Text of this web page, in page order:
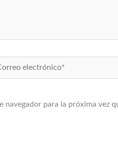
para la próxima vez